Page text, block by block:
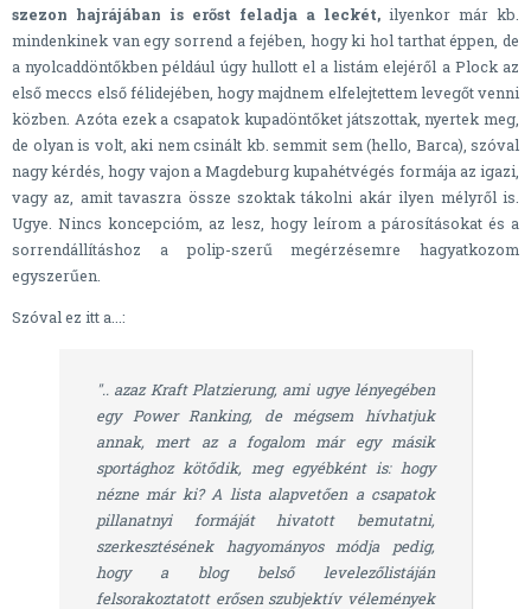
szezon hajrájában is erőst feladja a leckét, ilyenkor már kb.
mindenkinek van egy sorrend a fejében, hogy ki hol tarthat éppen, de
a nyolcaddöntőkben például úgy hullott el a listám elejéről a Plock az
első meccs első félidejében, hogy majdnem elfelejtettem levegőt venni
közben. Azóta ezek a csapatok kupadöntőket játszottak, nyertek meg,
de olyan is volt, aki nem csinált kb. semmit sem (hello, Barca), szóval
nagy kérdés, hogy vajon a Magdeburg kupahétvégés formája az igazi,
vagy az, amit tavaszra össze szoktak tákolni akár ilyen mélyről is.
Ugye. Nincs koncepcióm, az lesz, hogy leírom a párosításokat és a
sorrendállításhoz a polip-szerű megérzésemre hagyatkozom
egyszerűen.
Szóval ez itt a...:
".. azaz Kraft Platzierung, ami ugye lényegében
egy Power Ranking, de mégsem hívhatjuk
annak, mert az a fogalom már egy másik
sportághoz kötődik, meg egyébként is: hogy
nézne már ki? A lista alapvetően a csapatok
pillanatnyi formáját hivatott bemutatni,
szerkesztésének hagyományos módja pedig,
hogy a blog belső levelezőlistáján
felsorakoztatott erősen szubjektív vélemények